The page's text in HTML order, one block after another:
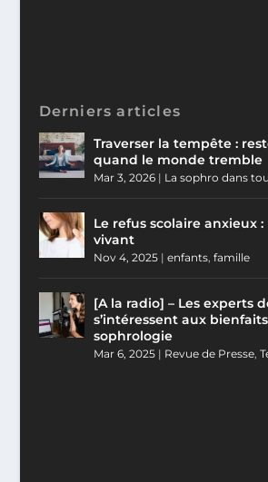
Derniers articles
Traverser la tempête :
quand le monde tremble
Mar 3, 2026| La sophro dans
Le refus scolaire anxieux
vivant
Nov 4, 2025| enfants, famille
[A la radio] – Les experts
s’intéressent aux
sophrologie
Mar 6, 2025| Revue de Presse,